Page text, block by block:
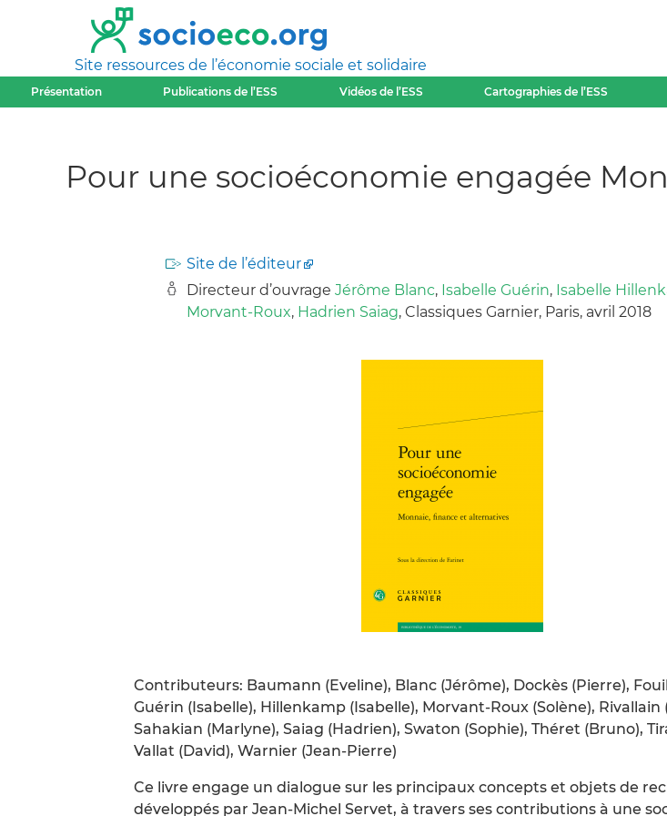
Site ressources de l’économie sociale et solidaire
Présentation Publications de l’ESS Vidéos de l’ESS Cartographies de l’ESS
Pour une socioéconomie engagée
Site de l’éditeur
Directeur d’ouvrage Jérôme Blanc, Isabelle Guérin, Isabelle
Morvant-Roux, Hadrien Saiag, Classiques Garnier, Paris, avril 2018
Contributeurs: Baumann (Eveline), Blanc (Jérôme), Dockès (Pierre),
Guérin (Isabelle), Hillenkamp (Isabelle), Morvant-Roux (Solène), Rivallain
Sahakian (Marlyne), Saiag (Hadrien), Swaton (Sophie), Théret (Bruno),
Vallat (David), Warnier (Jean-Pierre)
Ce livre engage un dialogue sur les principaux concepts et objets de
développés par Jean-Michel Servet, à travers ses contributions à une